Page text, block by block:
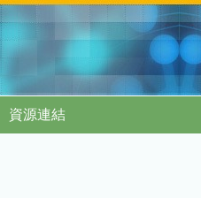
資源連結